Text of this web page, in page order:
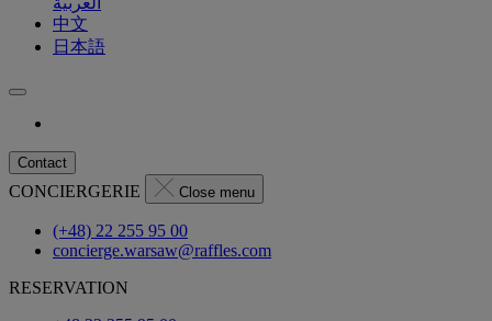
中文
日本語
Contact
CONCIERGERIE Close menu
(+48) 22 255 95 00
concierge.warsaw@raffles.com
RESERVATION